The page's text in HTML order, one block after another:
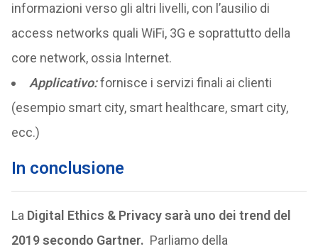
informazioni verso gli altri livelli, con l’ausilio di
access networks quali WiFi, 3G e soprattutto della
core network, ossia Internet.
Applicativo:fornisce i servizi finali ai clienti
(esempio smart city, smart healthcare, smart city,
ecc.)
In conclusione
La Digital Ethics & Privacy sarà uno dei trend del
2019 secondo Gartner. Parliamo della